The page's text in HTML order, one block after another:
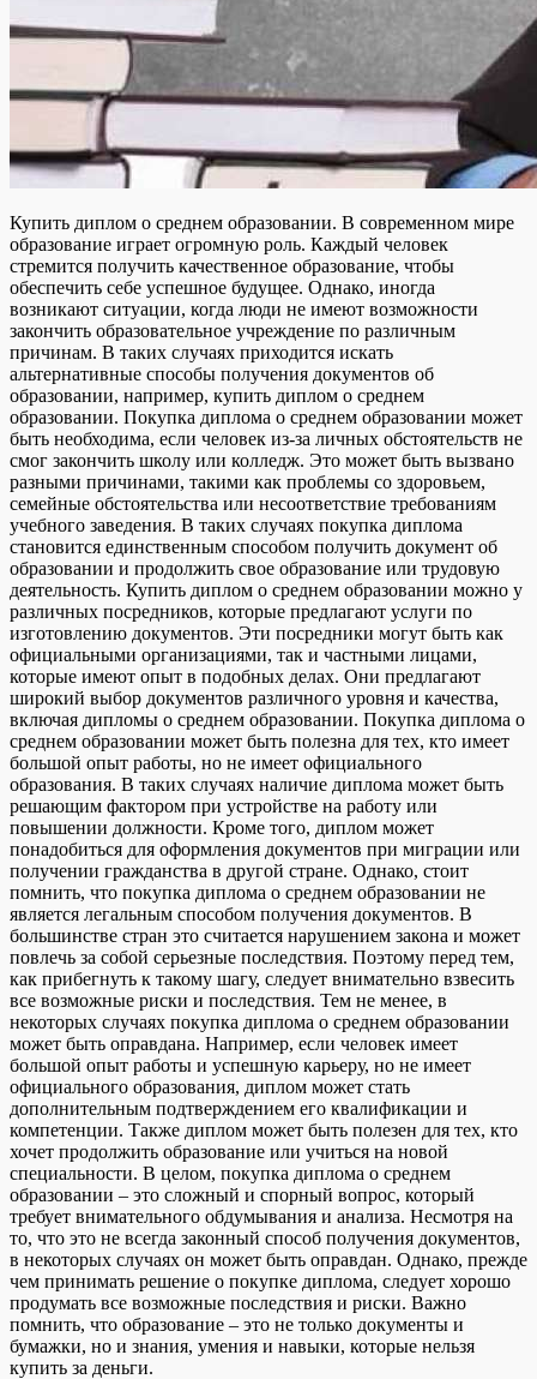
Купить диплом о среднем образовании. В современном мире
образование играет огромную роль. Каждый человек
стремится получить качественное образование, чтобы
обеспечить себе успешное будущее. Однако, иногда
возникают ситуации, когда люди не имеют возможности
закончить образовательное учреждение по различным
причинам. В таких случаях приходится искать
альтернативные способы получения документов об
образовании, например, купить диплом о среднем
образовании. Покупка диплома о среднем образовании может
быть необходима, если человек из-за личных обстоятельств не
смог закончить школу или колледж. Это может быть вызвано
разными причинами, такими как проблемы со здоровьем,
семейные обстоятельства или несоответствие требованиям
учебного заведения. В таких случаях покупка диплома
становится единственным способом получить документ об
образовании и продолжить свое образование или трудовую
деятельность. Купить диплом о среднем образовании можно у
различных посредников, которые предлагают услуги по
изготовлению документов. Эти посредники могут быть как
официальными организациями, так и частными лицами,
которые имеют опыт в подобных делах. Они предлагают
широкий выбор документов различного уровня и качества,
включая дипломы о среднем образовании. Покупка диплома о
среднем образовании может быть полезна для тех, кто имеет
большой опыт работы, но не имеет официального
образования. В таких случаях наличие диплома может быть
решающим фактором при устройстве на работу или
повышении должности. Кроме того, диплом может
понадобиться для оформления документов при миграции или
получении гражданства в другой стране. Однако, стоит
помнить, что покупка диплома о среднем образовании не
является легальным способом получения документов. В
большинстве стран это считается нарушением закона и может
повлечь за собой серьезные последствия. Поэтому перед тем,
как прибегнуть к такому шагу, следует внимательно взвесить
все возможные риски и последствия. Тем не менее, в
некоторых случаях покупка диплома о среднем образовании
может быть оправдана. Например, если человек имеет
большой опыт работы и успешную карьеру, но не имеет
официального образования, диплом может стать
дополнительным подтверждением его квалификации и
компетенции. Также диплом может быть полезен для тех, кто
хочет продолжить образование или учиться на новой
специальности. В целом, покупка диплома о среднем
образовании – это сложный и спорный вопрос, который
требует внимательного обдумывания и анализа. Несмотря на
то, что это не всегда законный способ получения документов,
в некоторых случаях он может быть оправдан. Однако, прежде
чем принимать решение о покупке диплома, следует хорошо
продумать все возможные последствия и риски. Важно
помнить, что образование – это не только документы и
бумажки, но и знания, умения и навыки, которые нельзя
купить за деньги.